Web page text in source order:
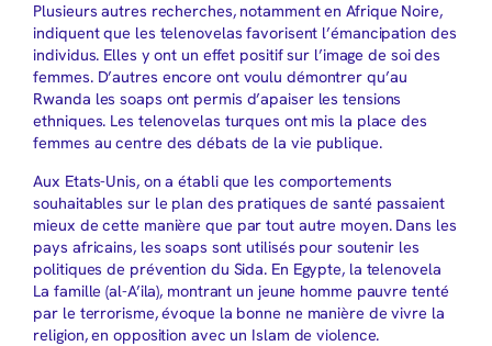
Plusieurs autres recherches, notamment en Afrique Noire,
indiquent que les telenovelas favorisent l’émancipation des
individus. Elles y ont un effet positif sur l’image de soi des
femmes. D’autres encore ont voulu démontrer qu’au
Rwanda les soaps ont permis d’apaiser les tensions
ethniques. Les telenovelas turques ont mis la place des
femmes au centre des débats de la vie publique.
Aux Etats-Unis, on a établi que les comportements
souhaitables sur le plan des pratiques de santé passaient
mieux de cette manière que par tout autre moyen. Dans les
pays africains, les soaps sont utilisés pour soutenir les
politiques de prévention du Sida. En Egypte, la telenovela
La famille (al-A’ila), montrant un jeune homme pauvre tenté
par le terrorisme, évoque la bonne ne manière de vivre la
religion, en opposition avec un Islam de violence.